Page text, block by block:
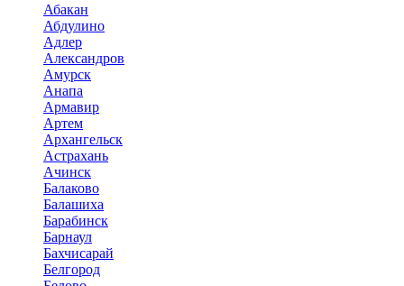
Абакан
Абдулино
Адлер
Александров
Амурск
Анапа
Армавир
Артем
Архангельск
Астрахань
Ачинск
Балаково
Балашиха
Барабинск
Барнаул
Бахчисарай
Белгород